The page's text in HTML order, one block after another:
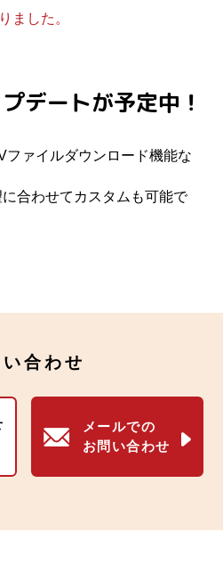
ました。
デートが予定中！
ファイルダウンロード機能な
合わせてカスタムも可能で
合わせ
メールでの
お問い合わせ